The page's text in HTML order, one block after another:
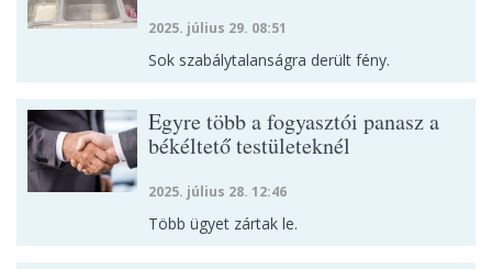
2025. július 29. 08:51
Sok szabálytalanságra derült fény.
Egyre több a fogyasztói panasz a
békéltető testületeknél
2025. július 28. 12:46
Több ügyet zártak le.